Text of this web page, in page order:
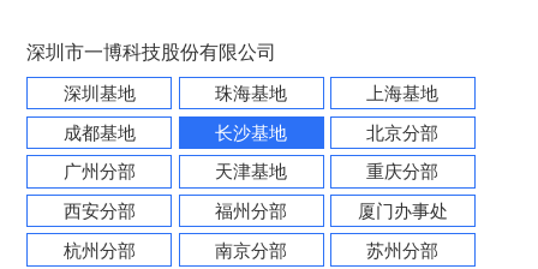
深圳市一博科技股份有限公司
深圳基地 珠海基地
上海基地
成都基地
长沙基地
北京分部
广州分部
天津基地
重庆分部
西安分部
福州分部
厦门办事处
杭州分部
南京分部
苏州分部